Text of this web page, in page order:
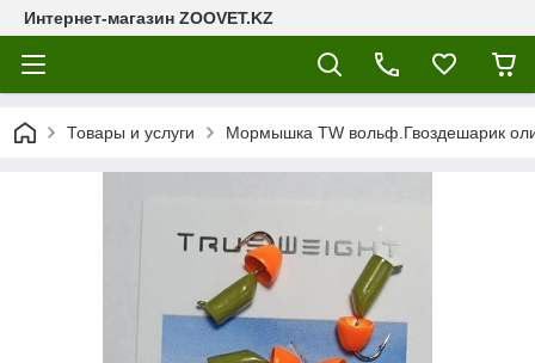
Интернет-магазин ZOOVET.KZ
Товары и услуги Мормышка TW вольф.Гвоздешарик